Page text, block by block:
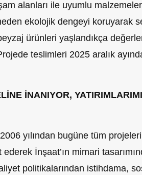
alanları ile uyumlu
ekolojik dengeyi koruyarak
ürünleri yaşlandıkça
teslimleri 2025 aralık
İNANIYOR,
yılından bugüne tüm
İnşaat’ın mimari
politikalarından istihdama,